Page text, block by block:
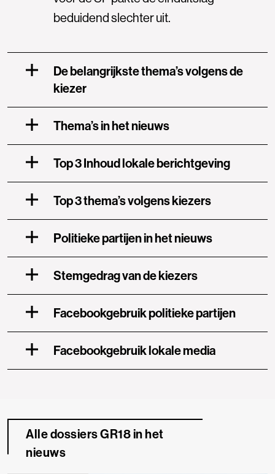
beduidend slechter uit.
De belangrijkste thema’s volgens de
kiezer
Thema’s in het nieuws
Top 3 Inhoud lokale berichtgeving
Top 3 thema’s volgens kiezers
Politieke partijen in het nieuws
Stemgedrag van de kiezers
Facebookgebruik politieke partijen
Facebookgebruik lokale media
Alle dossiers GR18 in het
nieuws